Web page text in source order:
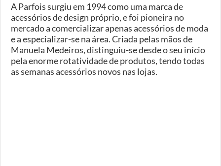
A Parfois surgiu em 1994 como uma marca de
acessórios de design próprio, e foi pioneira no
mercado a comercializar apenas acessórios de moda
e a especializar-se na área. Criada pelas mãos de
Manuela Medeiros, distinguiu-se desde o seu início
pela enorme rotatividade de produtos, tendo todas
as semanas acessórios novos nas lojas.